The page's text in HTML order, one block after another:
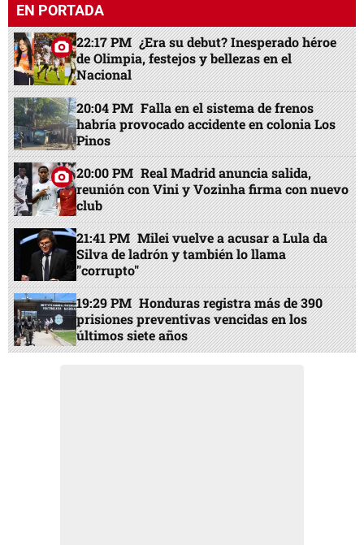
EN PORTADA
22:17 PM ¿Era su debut? Inesperado héroe
de Olimpia, festejos y bellezas en el
Nacional
20:04 PM Falla en el sistema de frenos
habría provocado accidente en colonia Los
Pinos
20:00 PM Real Madrid anuncia salida,
reunión con Vini y Vozinha firma con nuevo
club
21:41 PM Milei vuelve a acusar a Lula da
Silva de ladrón y también lo llama
"corrupto"
19:29 PM Honduras registra más de 390
prisiones preventivas vencidas en los
últimos siete años